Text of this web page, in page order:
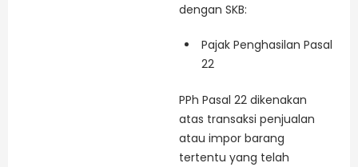
dengan SKB:
Pajak Penghasilan Pasal
22
PPh Pasal 22 dikenakan
atas transaksi penjualan
atau impor barang
tertentu yang telah